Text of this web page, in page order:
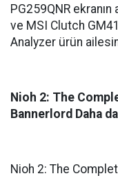
PG259QNR
ve MSI Clutch
Analyzer ürün
Nioh 2: The
Bannerlord Daha da
Nioh 2: The